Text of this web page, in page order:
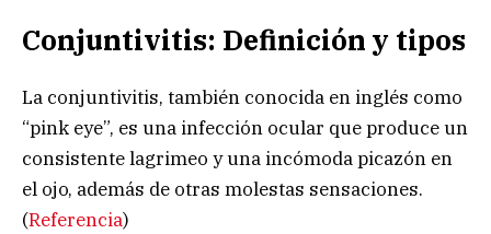
Conjuntivitis: Definición y tipos
La conjuntivitis, también conocida en inglés como
“pink eye”, es una infección ocular que produce un
consistente lagrimeo y una incómoda picazón en
el ojo, además de otras molestas sensaciones.
(Referencia)